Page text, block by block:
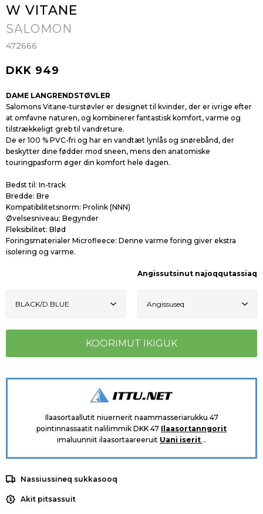
W VITANE
SALOMON
472666
DKK 949
DAME LANGRENDSTØVLER
Salomons Vitane-turstøvler er designet til kvinder, der er ivrige efter
at omfavne naturen, og kombinerer fantastisk komfort, varme og
tilstrækkeligt greb til vandreture.
De er 100 % PVC-fri og har en vandtæt lynlås og snørebånd, der
beskytter dine fødder mod sneen, mens den anatomiske
touringpasform øger din komfort hele dagen.
Bedst til: In-track
Bredde: Bre
Kompatibilitetsnorm: Prolink (NNN)
Øvelsesniveau: Begynder
Fleksibilitet: Blød
Foringsmaterialer Microfleece: Denne varme foring giver ekstra
isolering og varme.
Angissutsinut najoqqutassiaq
Ilaasortaallutit niuernerit naammasseriarukku 47
pointinnassaatit nalilimmik DKK 47 Ilaasortanngorit
imaluunniit ilaasortaareeruit Uani iserit ..
Nassiussineq sukkasooq
Akit pitsassuit